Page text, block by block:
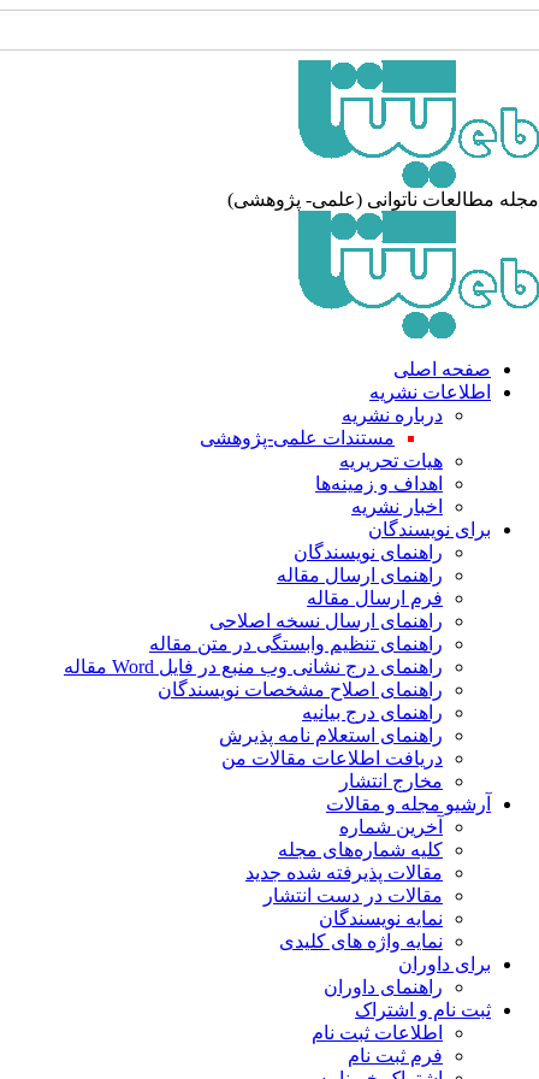
مطالعات ناتوانی (علمی- پژوهشی)
صفحه اصلی
اطلاعات نشریه
درباره نشریه
مستندات علمی-پژوهشی
هیات تحریریه
اهداف و زمینه‌ها
اخبار نشریه
برای نویسندگان
راهنمای نویسندگان
راهنمای ارسال مقاله
فرم ارسال مقاله
راهنمای ارسال نسخه اصلاحی
راهنمای تنظیم وابستگی در متن مقاله
راهنمای درج نشانی وب منبع در فایل Word مقاله
راهنمای اصلاح مشخصات نویسندگان
راهنمای درج بیانیه
راهنمای استعلام نامه پذیرش
دریافت اطلاعات مقالات من
مخارج انتشار
آرشیو مجله و مقالات
آخرین شماره
کلیه شماره‌های مجله
مقالات پذیرفته شده جدید
مقالات در دست انتشار
نمایه نویسندگان
نمایه واژه های کلیدی
برای داوران
راهنمای داوران
ثبت نام و اشتراک
اطلاعات ثبت نام
فرم ثبت نام